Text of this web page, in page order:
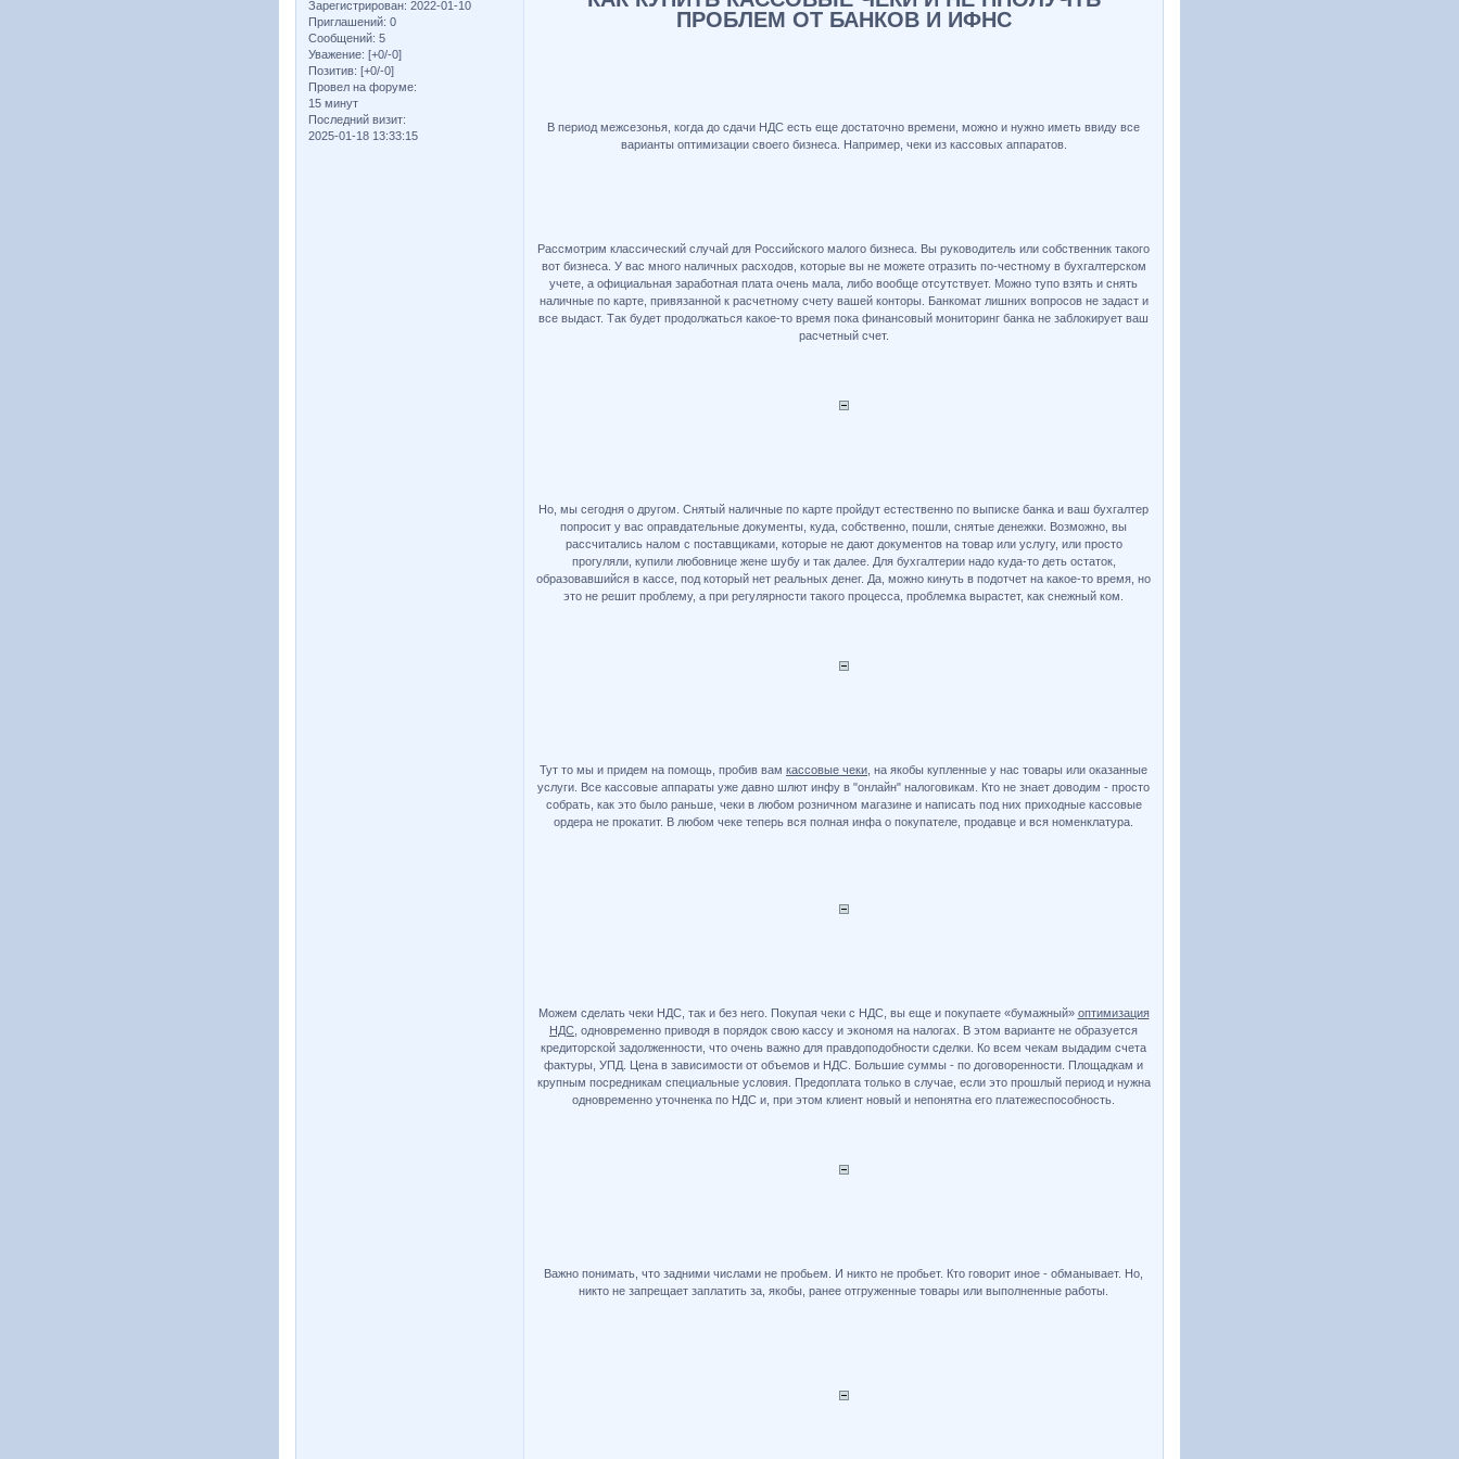
Зарегистрирован: 2022-01-10
Приглашений: 0
Сообщений: 5
Уважение: [+0/-0]
Позитив: [+0/-0]
Провел на форуме:
15 минут
Последний визит:
2025-01-18 13:33:15
ПРОБЛЕМ ОТ БАНКОВ И ИФНС
В период межсезонья, когда до сдачи НДС есть еще достаточно времени, можно и нужно иметь ввиду все
варианты оптимизации своего бизнеса. Например, чеки из кассовых аппаратов.
Рассмотрим классический случай для Российского малого бизнеса. Вы руководитель или собственник такого
вот бизнеса. У вас много наличных расходов, которые вы не можете отразить по-честному в бухгалтерском
учете, а официальная заработная плата очень мала, либо вообще отсутствует. Можно тупо взять и снять
наличные по карте, привязанной к расчетному счету вашей конторы. Банкомат лишних вопросов не задаст и
все выдаст. Так будет продолжаться какое-то время пока финансовый мониторинг банка не заблокирует ваш
расчетный счет.
Но, мы сегодня о другом. Снятый наличные по карте пройдут естественно по выписке банка и ваш бухгалтер
попросит у вас оправдательные документы, куда, собственно, пошли, снятые денежки. Возможно, вы
рассчитались налом с поставщиками, которые не дают документов на товар или услугу, или просто
прогуляли, купили любовнице жене шубу и так далее. Для бухгалтерии надо куда-то деть остаток,
образовавшийся в кассе, под который нет реальных денег. Да, можно кинуть в подотчет на какое-то время, но
это не решит проблему, а при регулярности такого процесса, проблемка вырастет, как снежный ком.
Тут то мы и придем на помощь, пробив вам кассовые чеки , на якобы купленные у нас товары или оказанные
услуги. Все кассовые аппараты уже давно шлют инфу в "онлайн" налоговикам. Кто не знает доводим - просто
собрать, как это было раньше, чеки в любом розничном магазине и написать под них приходные кассовые
ордера не прокатит. В любом чеке теперь вся полная инфа о покупателе, продавце и вся номенклатура.
Можем сделать чеки НДС, так и без него. Покупая чеки с НДС, вы еще и покупаете «бумажный» оптимизация
НДС , одновременно приводя в порядок свою кассу и экономя на налогах. В этом варианте не образуется
кредиторской задолженности, что очень важно для правдоподобности сделки. Ко всем чекам выдадим счета
фактуры, УПД. Цена в зависимости от объемов и НДС. Большие суммы - по договоренности. Площадкам и
крупным посредникам специальные условия. Предоплата только в случае, если это прошлый период и нужна
одновременно уточненка по НДС и, при этом клиент новый и непонятна его платежеспособность.
Важно понимать, что задними числами не пробьем. И никто не пробьет. Кто говорит иное - обманывает. Но,
никто не запрещает заплатить за, якобы, ранее отгруженные товары или выполненные работы.